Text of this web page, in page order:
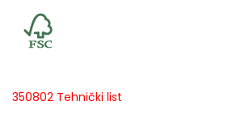
350802 Tehnički list